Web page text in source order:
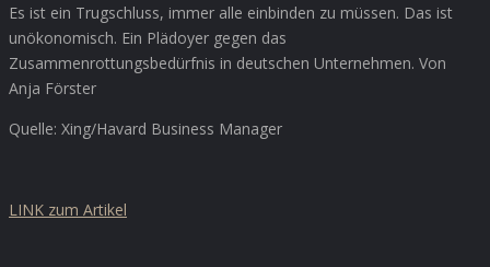
Es ist ein Trugschluss, immer alle einbinden zu müssen. Das ist
unökonomisch. Ein Plädoyer gegen das
Zusammenrottungsbedürfnis in deutschen Unternehmen. Von
Anja Förster
Quelle: Xing/Havard Business Manager
LINK zum Artikel